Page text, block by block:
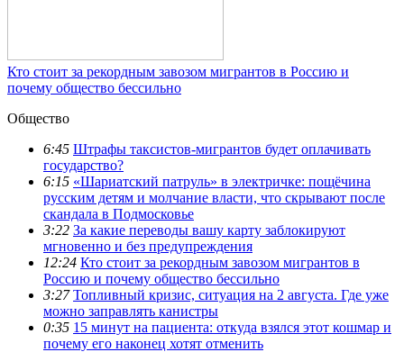
Кто стоит за рекордным завозом мигрантов в Россию и
почему общество бессильно
Общество
6:45 Штрафы таксистов-мигрантов будет оплачивать
государство?
6:15 «Шариатский патруль» в электричке: пощёчина
русским детям и молчание власти, что скрывают после
скандала в Подмосковье
3:22 За какие переводы вашу карту заблокируют
мгновенно и без предупреждения
12:24 Кто стоит за рекордным завозом мигрантов в
Россию и почему общество бессильно
3:27 Топливный кризис, ситуация на 2 августа. Где уже
можно заправлять канистры
0:35 15 минут на пациента: откуда взялся этот кошмар и
почему его наконец хотят отменить